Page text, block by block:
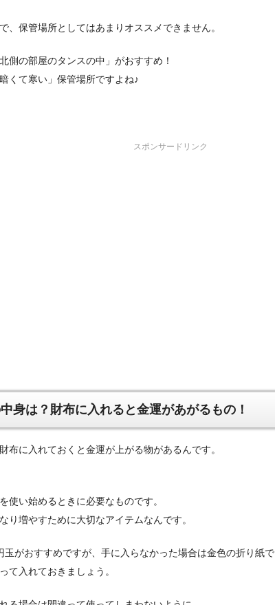
、保管場所としてはあまりオススメできません。
側の部屋のタンスの中」がおすすめ！
くて寒い」保管場所ですよね♪
スポンサードリンク
身は？財布に入れると金運があがるもの！
布に入れておくと金運が上がる物があるんです。
使い始めるときに必要なものです。
り増やすために大切なアイテムなんです。
玉がおすすめですが、手に入らなかった場合は金色の折り紙で
て入れておきましょう。